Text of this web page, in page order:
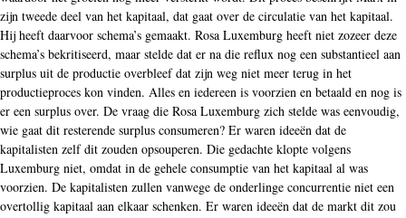
zijn tweede deel van het kapitaal, dat gaat over de circulatie van het kapitaal.
Hij heeft daarvoor schema’s gemaakt. Rosa Luxemburg heeft niet zozeer deze
schema’s bekritiseerd, maar stelde dat er na die reflux nog een substantieel aan
surplus uit de productie overbleef dat zijn weg niet meer terug in het
productieproces kon vinden. Alles en iedereen is voorzien en betaald en nog is
er een surplus over. De vraag die Rosa Luxemburg zich stelde was eenvoudig,
wie gaat dit resterende surplus consumeren? Er waren ideeën dat de
kapitalisten zelf dit zouden opsouperen. Die gedachte klopte volgens
Luxemburg niet, omdat in de gehele consumptie van het kapitaal al was
voorzien. De kapitalisten zullen vanwege de onderlinge concurrentie niet een
overtollig kapitaal aan elkaar schenken. Er waren ideeën dat de markt dit zou